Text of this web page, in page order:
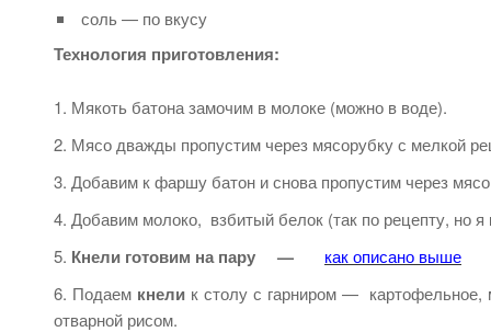
соль — по вкусу
Технология приготовления:
Мякоть батона замочим в молоке (можно в воде).
Мясо дважды пропустим через мясорубку с мелкой
Добавим к фаршу батон и снова пропустим через
Добавим молоко, взбитый белок (так по рецепту, но
Кнели готовим на пару —
как описано выше
Подаем кнели к столу с гарниром —
отварной рисом.